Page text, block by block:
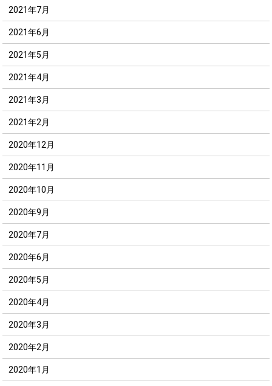
2021年7月
2021年6月
2021年5月
2021年4月
2021年3月
2021年2月
2020年12月
2020年11月
2020年10月
2020年9月
2020年7月
2020年6月
2020年5月
2020年4月
2020年3月
2020年2月
2020年1月